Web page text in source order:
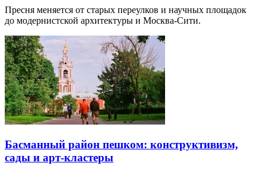
Пресня меняется от старых переулков и научных площадок
до модернистской архитектуры и Москва-Сити.
Басманный район пешком: конструктивизм,
сады и арт-кластеры